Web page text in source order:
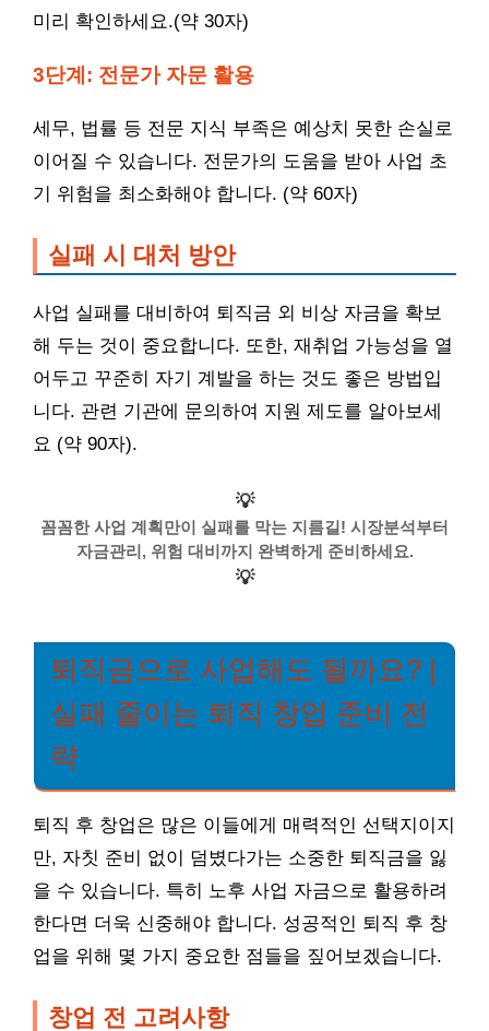
미리 확인하세요.(약 30자)
3단계: 전문가 자문 활용
세무, 법률 등 전문 지식 부족은 예상치 못한 손실로
이어질 수 있습니다. 전문가의 도움을 받아 사업 초
기 위험을 최소화해야 합니다. (약 60자)
실패 시 대처 방안
사업 실패를 대비하여 퇴직금 외 비상 자금을 확보
해 두는 것이 중요합니다. 또한, 재취업 가능성을 열
어두고 꾸준히 자기 계발을 하는 것도 좋은 방법입
니다. 관련 기관에 문의하여 지원 제도를 알아보세
요 (약 90자).
💡
꼼꼼한 사업 계획만이 실패를 막는 지름길! 시장분석부터
자금관리, 위험 대비까지 완벽하게 준비하세요.
💡
퇴직금으로 사업해도 될까요? |
실패 줄이는 퇴직 창업 준비 전
략
퇴직 후 창업은 많은 이들에게 매력적인 선택지이지
만, 자칫 준비 없이 덤볐다가는 소중한 퇴직금을 잃
을 수 있습니다. 특히 노후 사업 자금으로 활용하려
한다면 더욱 신중해야 합니다. 성공적인 퇴직 후 창
업을 위해 몇 가지 중요한 점들을 짚어보겠습니다.
창업 전 고려사항